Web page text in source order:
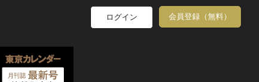
ログイン 会員登録（無料）